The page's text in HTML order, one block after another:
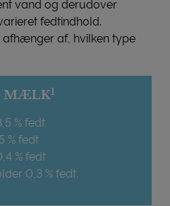
vand og derudover
fedtindhold.
af, hvilken type
MÆLK1
% fedt
% fedt
% fedt
0,3 % fedt.